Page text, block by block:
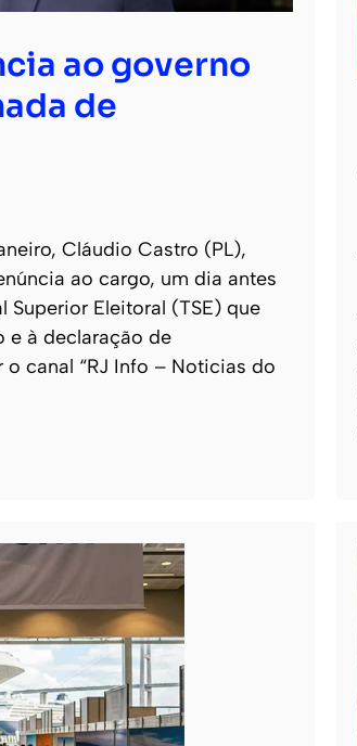
ao governo
de
Cláudio Castro (PL),
ao cargo, um dia antes
Eleitoral (TSE) que
e à declaração de
canal “RJ Info – Noticias do